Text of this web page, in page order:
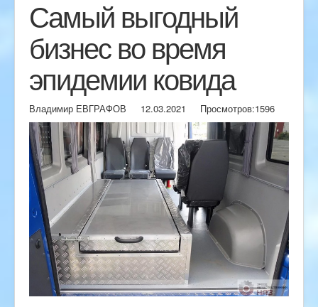
Самый выгодный
бизнес во время
эпидемии ковида
Владимир ЕВГРАФОВ 12.03.2021 Просмотров:1596